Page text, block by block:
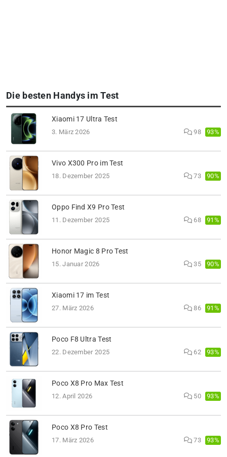
Die besten Handys im Test
Xiaomi 17 Ultra Test
3. März 2026 98 93%
Vivo X300 Pro im Test
18. Dezember 2025 73 90%
Oppo Find X9 Pro Test
11. Dezember 2025 68 91%
Honor Magic 8 Pro Test
15. Januar 2026 35 90%
Xiaomi 17 im Test
27. März 2026 86 91%
Poco F8 Ultra Test
22. Dezember 2025 62 93%
Poco X8 Pro Max Test
12. April 2026 50 93%
Poco X8 Pro Test
17. März 2026 73 93%